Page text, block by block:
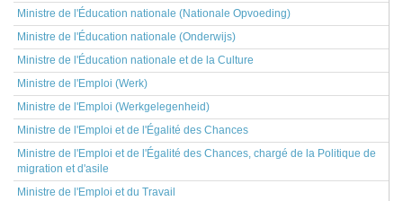
Ministre de l'Éducation nationale (Nationale Opvoeding)
Ministre de l'Éducation nationale (Onderwijs)
Ministre de l'Éducation nationale et de la Culture
Ministre de l'Emploi (Werk)
Ministre de l'Emploi (Werkgelegenheid)
Ministre de l'Emploi et de l'Égalité des Chances
Ministre de l'Emploi et de l'Égalité des Chances, chargé de la Politique de
migration et d'asile
Ministre de l'Emploi et du Travail